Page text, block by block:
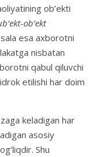
ob’ekti
ob’ekt
esa axborotni
nisbatan
qabul qiluvchi
etilishi har doim
keladigan har
asosiy
Shu